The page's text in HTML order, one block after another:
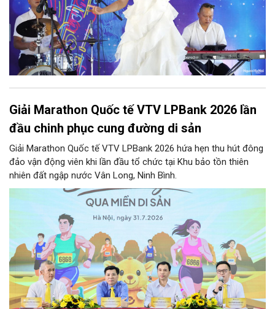
Giải Marathon Quốc tế VTV LPBank 2026 lần
đầu chinh phục cung đường di sản
Giải Marathon Quốc tế VTV LPBank 2026 hứa hẹn thu hút đông
đảo vận động viên khi lần đầu tổ chức tại Khu bảo tồn thiên
nhiên đất ngập nước Vân Long, Ninh Bình.